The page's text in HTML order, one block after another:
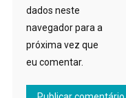
dados neste
navegador para a
próxima vez que
eu comentar.